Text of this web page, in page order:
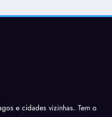
e cidades vizinhas. Tem o